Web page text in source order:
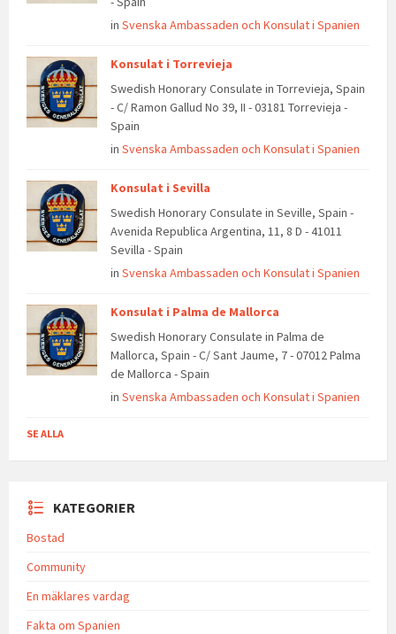
in Svenska Ambassaden och Konsulat i Spanien
Konsulat i Torrevieja
Swedish Honorary Consulate in Torrevieja, Spain
- C/ Ramon Gallud No 39, II - 03181 Torrevieja -
Spain
in Svenska Ambassaden och Konsulat i Spanien
Konsulat i Sevilla
Swedish Honorary Consulate in Seville, Spain -
Avenida Republica Argentina, 11, 8 D - 41011
Sevilla - Spain
in Svenska Ambassaden och Konsulat i Spanien
Konsulat i Palma de Mallorca
Swedish Honorary Consulate in Palma de
Mallorca, Spain - C/ Sant Jaume, 7 - 07012 Palma
de Mallorca - Spain
in Svenska Ambassaden och Konsulat i Spanien
SE ALLA
KATEGORIER
Bostad
Community
En mäklares vardag
Fakta om Spanien